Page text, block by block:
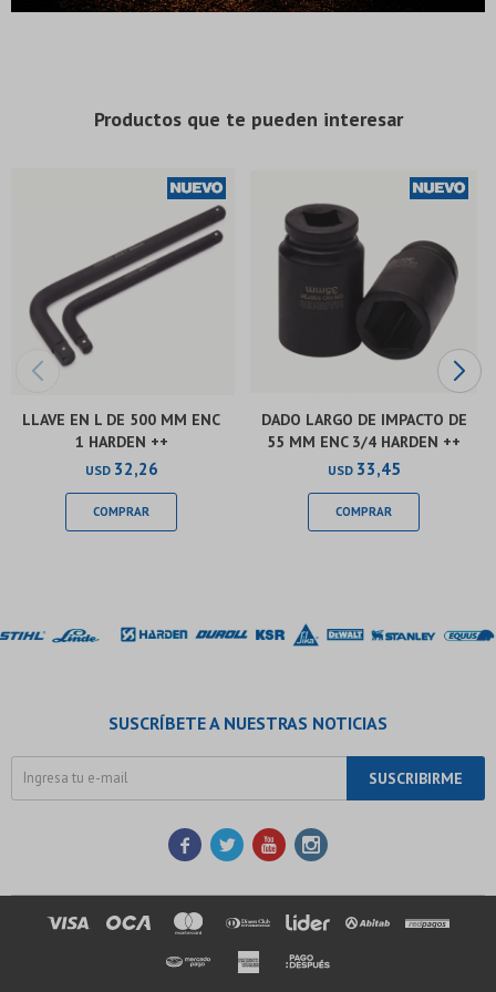
Productos que te pueden interesar
LLAVE EN L DE 500 MM ENC
1 HARDEN ++
USD 32,26
DADO LARGO DE IMPACTO DE
55 MM ENC 3/4 HARDEN ++
USD 33,45
* sujeto a aprobación crediticia. El monto disponible
SUSCRÍBETE A NUESTRAS NOTICIAS
SUSCRIBIRME
   
* sujeto a aprobación crediticia. El monto disponible